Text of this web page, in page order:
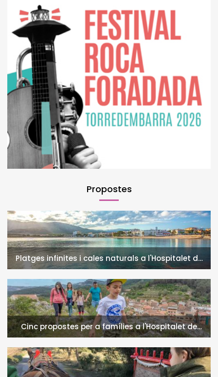
Propostes
Platges infinites i cales naturals a l'Hospitalet de
l'Infant i la Vall de Llors
Cinc propostes per a famílies a l'Hospitalet de
l'Infant i la Vall de Llors